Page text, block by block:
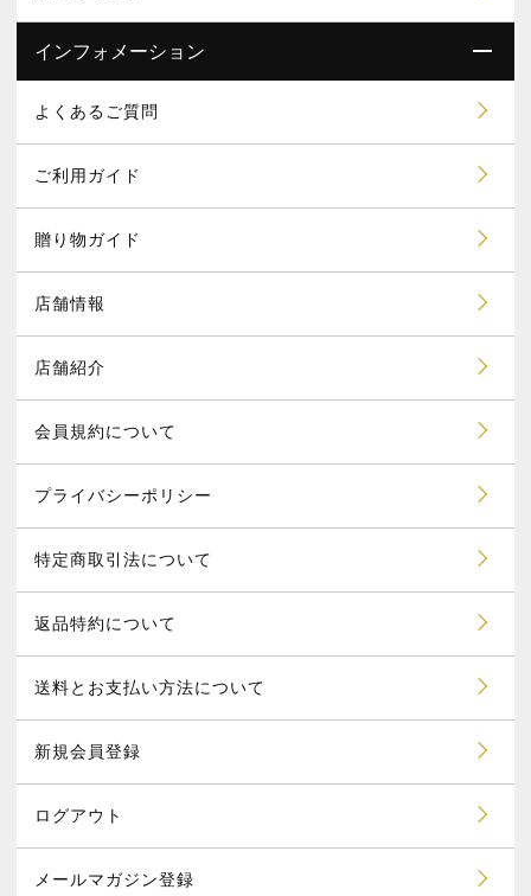
インフォメーション
よくあるご質問
ご利用ガイド
贈り物ガイド
店舗情報
店舗紹介
会員規約について
プライバシーポリシー
特定商取引法について
返品特約について
送料とお支払い方法について
新規会員登録
ログアウト
メールマガジン登録